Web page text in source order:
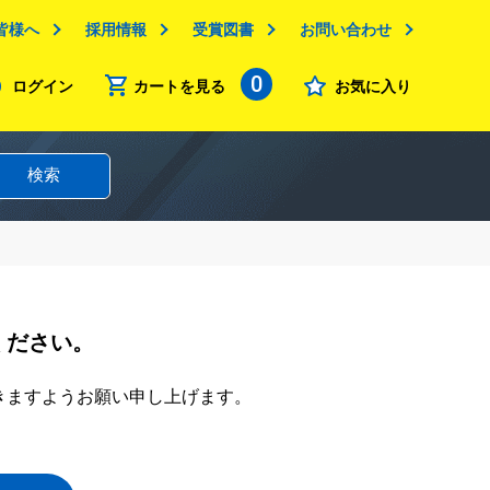
様へ 採用情報 受賞図書 お問い合わせ
ログイン カートを見る 0 お気に入り
検索
さい。
すようお願い申し上げます。